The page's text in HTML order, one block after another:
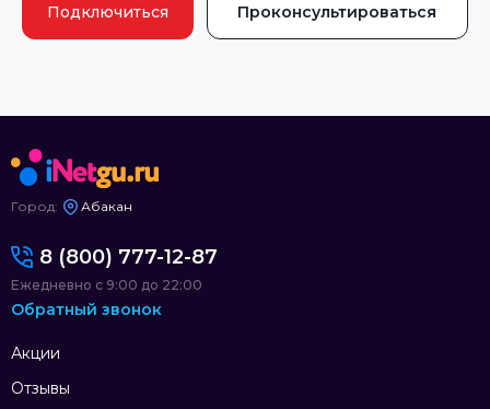
Подключиться Проконсультироваться
Город: Абакан
Акции
Отзывы
8 (800) 777-12-87
Ежедневно с 9:00 до 22:00
Обратный звонок